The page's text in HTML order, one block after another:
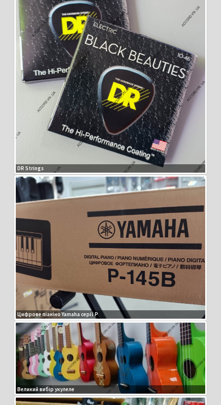
DR Strings
Цифрове піаніно Yamaha серії P
Великий вибір укулеле